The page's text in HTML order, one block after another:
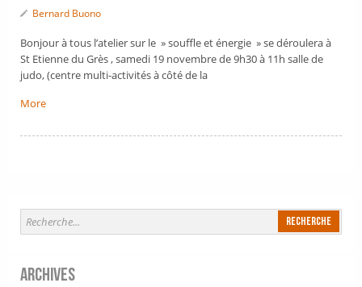
Bernard Buono
Bonjour à tous l’atelier sur le » souffle et énergie » se déroulera à
St Etienne du Grès , samedi 19 novembre de 9h30 à 11h salle de
judo, (centre multi-activités à côté de la
More
Archives